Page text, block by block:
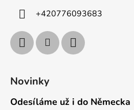
+420776093683
Novinky
Odesíláme už i do Německa